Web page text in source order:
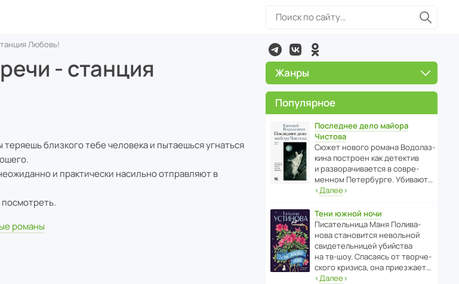
Любовь!
- станция
теряешь близкого тебе человека и пытаешься угнаться
и практически насильно отправляют в
посмотреть.
романы
Жанры
Популярное
Последнее дело майора
Чистова
Сюжет нового романа Водо­ла­з­
кина пост­роен как дете­ктив
и разво­ра­чи­ва­ется в совре­
менном Пете­р­бурге. Убивают…
‹Далее›
Тени южной ночи
Писа­тель­ница Маня Поли­ва­
нова стано­вится невольной
свиде­тель­ницей убийства
на тв-шоу. Спасаясь от твор­че­
с­кого кризиса, она приезжает…
‹Далее›